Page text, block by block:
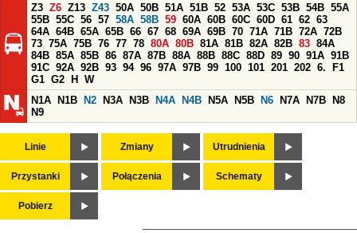
Z3 Z6 Z13 Z43 50A 50B 51A 51B 52 53A 53C 53B 54B 55A
55B 55C 56 57 58A 58B 59 60A 60B 60C 60D 61 62 63
64A 64B 65A 65B 66 67 68 69A 69B 70 71A 71B 72A 72B
73 75A 75B 76 77 78 80A 80B 81A 81B 82A 82B 83 84A
84B 85A 85B 86 87A 87B 88A 88B 88C 88D 89 90 91A 91B
91C 92A 92B 93 94 96 97A 97B 99 100 101 201 202 6.
F1
G1 G2 H
W
N1A
N1B N2 N3A N3B N4A N4B N5A N5B N6 N7A N7B
N8
N9
Linie Zmiany Utrudnienia
Przystanki Połączenia Schematy
Pobierz